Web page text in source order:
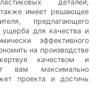
деталей,
также имеет решающее
предлагающего
ущерба для качества и
эффективного
на производстве
качеством и
вам максимально
проекта и достичь